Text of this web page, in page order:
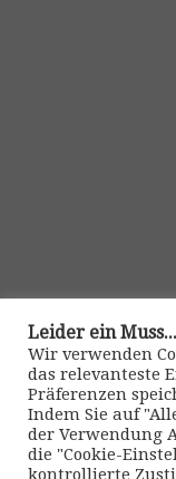
>> Impressum •
Leider ein
Wir verwenden
das relevanteste
Präferenzen
Indem Sie auf
der Verwendung
die "Cookie-
kontrollierte